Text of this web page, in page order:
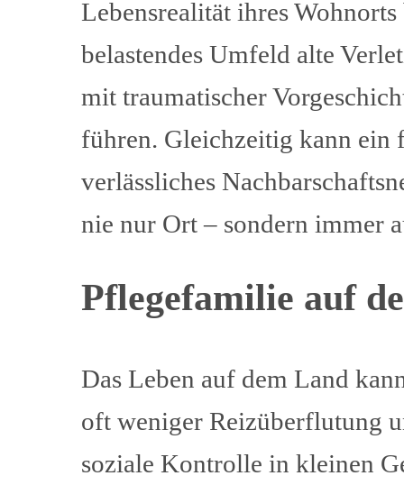
Lebensrealität ihres
belastendes Umfeld alte
mit traumatischer
führen. Gleichzeitig kann ein
verlässliches
nie nur Ort – sondern immer
Pflegefamilie auf
Das Leben auf dem Land
oft weniger Reizüberflutung
soziale Kontrolle in kleinen